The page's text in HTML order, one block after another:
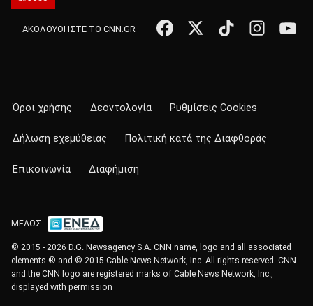
ΑΚΟΛΟΥΘΗΣΤΕ ΤΟ CNN.GR
Όροι χρήσης Δεοντολογία Ρυθμίσεις Cookies
Δήλωση εχεμύθειας Πολιτική κατά της Διαφθοράς
Επικοινωνία Διαφήμιση
ΜΕΛΟΣ
© 2015 - 2026 D.G. Newsagency S.A. CNN name, logo and all associated
elements ® and © 2015 Cable News Network, Inc. All rights reserved. CNN
and the CNN logo are registered marks of Cable News Network, Inc.,
displayed with permission